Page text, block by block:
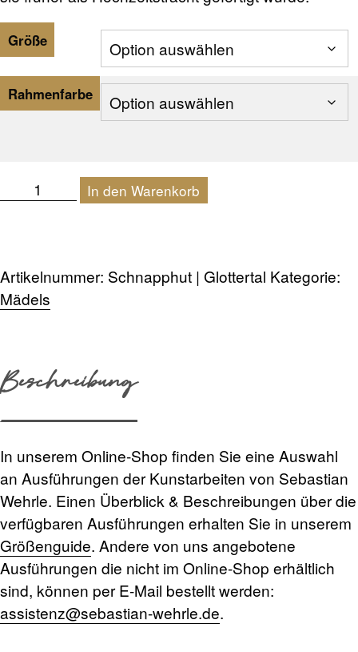
Größe
Rahmenfarbe
Schnapphut
In den Warenkorb
Artikelnummer: Schnapphut | Glottertal Kategorie:
Mädels
Beschreibung
In unserem Online-Shop finden Sie eine Auswahl
an Ausführungen der Kunstarbeiten von Sebastian
Wehrle. Einen Überblick & Beschreibungen über die
verfügbaren Ausführungen erhalten Sie in unserem
Größenguide. Andere von uns angebotene
Ausführungen die nicht im Online-Shop erhältlich
sind, können per E-Mail bestellt werden:
assistenz@sebastian-wehrle.de.